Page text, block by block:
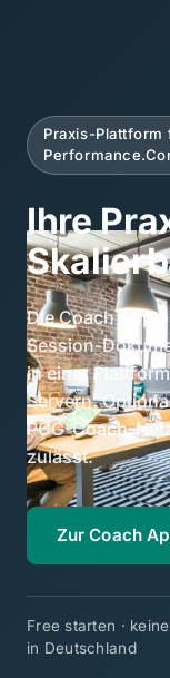
Praxis-Plattform
Ihre
Die Coach App
Session-
in einer
Servern.
PCG-Coach-
zulässt.
Zur Coach
Free starten ·
in Deutschland